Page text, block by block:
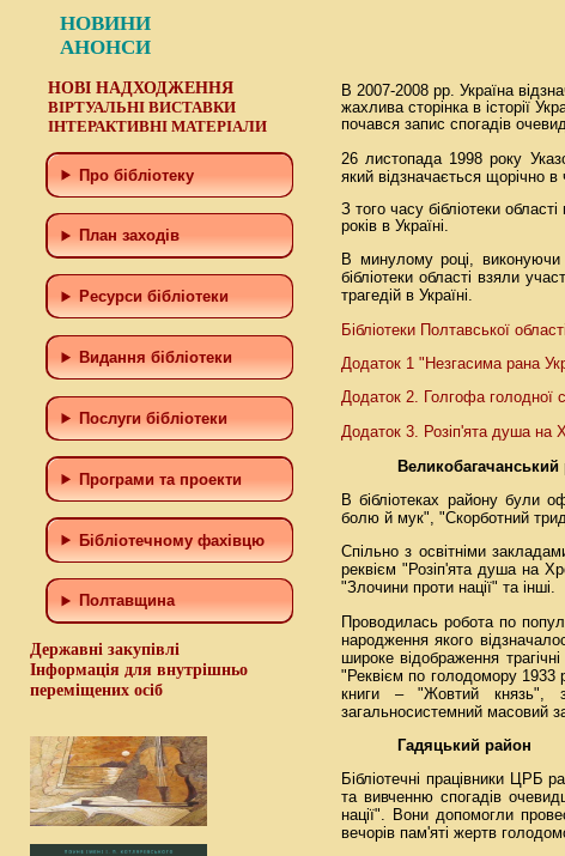
НОВИНИ
АНОНСИ
НОВІ НАДХОДЖЕННЯ
ВІРТУАЛЬНІ ВИСТАВКИ
ІНТЕРАКТИВНІ МАТЕРІАЛИ
Про бібліотеку
План заходів
Ресурси бібліотеки
Видання бібліотеки
Послуги бібліотеки
Програми та проекти
Бiблiотечному фахiвцю
Полтавщина
Державні закупівлі
Інформація для внутрішньо
переміщених осіб
В 2007-2008 рр. Україна
жахлива сторінка в історії
почався запис спогадів
26 листопада 1998 року
який відзначається щорічно
З того часу бібліотеки
років в Україні.
В минулому році, виконуючи
бібліотеки області взяли
трагедій в Україні.
Бібліотеки Полтавської області
Додаток 1 "Незгасима рана
Додаток 2. Голгофа голодної
Додаток 3. Розіп'ята душа на
Великобагачанський
В бібліотеках району були
болю й мук", "Скорботний
Спільно з освітніми
реквієм "Розіп'ята душа на
"Злочини проти нації" та інші.
Проводилась робота по
народження якого
широке відображення
"Реквієм по голодомору 1933
книги – "Жовтий князь",
загальносистемний масовий
Гадяцький район
Бібліотечні працівники ЦРБ
та вивченню спогадів
нації". Вони допомогли
вечорів пам'яті жертв